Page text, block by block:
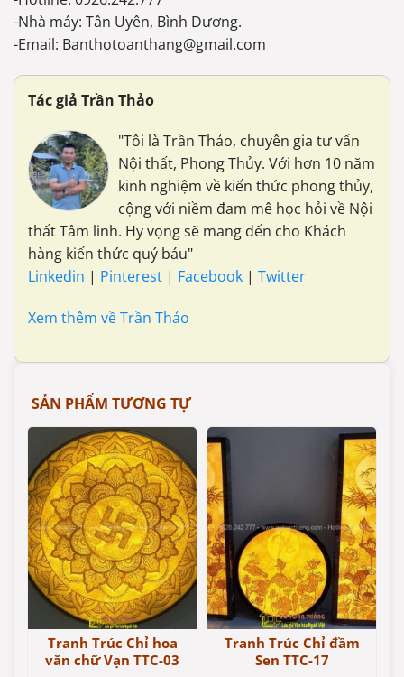
-Nhà máy: Tân Uyên, Bình Dương.
-Email: Banthotoanthang@gmail.com
Tác giả Trần Thảo
"Tôi là Trần Thảo, chuyên gia tư vấn
Nội thất, Phong Thủy. Với hơn 10 năm
kinh nghiệm về kiến thức phong thủy,
cộng với niềm đam mê học hỏi về Nội
thất Tâm linh. Hy vọng sẽ mang đến cho Khách
hàng kiến thức quý báu"
Linkedin | Pinterest | Facebook | Twitter
Xem thêm về Trần Thảo
SẢN PHẨM TƯƠNG TỰ
Tranh Trúc Chỉ hoa
văn chữ Vạn TTC-03
Tranh Trúc Chỉ đầm
Sen TTC-17